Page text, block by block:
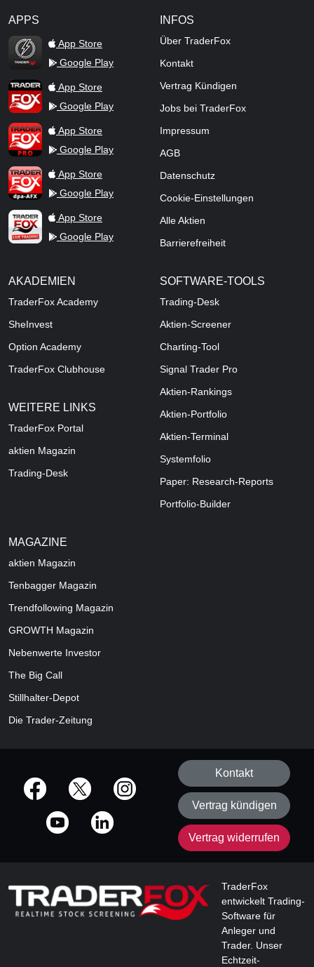
APPS
TraderFox Flash
App Store
Google Play
TraderFox AppApp Store
Google Play
TraderFox ProApp Store
Google Play
TraderFox dpa-AFX ProFeed
App Store
Google Play
TraderFox Live Trading
App Store
Google Play
INFOS
Über TraderFox
Kontakt
Vertrag Kündigen
Jobs bei TraderFox
Impressum
AGB
Datenschutz
Cookie-Einstellungen
Alle Aktien
Barrierefreiheit
AKADEMIEN
TraderFox Academy
SheInvest
Option Academy
TraderFox Clubhouse
WEITERE LINKS
TraderFox Portal
aktien Magazin
Trading-Desk
SOFTWARE-TOOLS
Trading-Desk
Aktien-Screener
Charting-Tool
Signal Trader Pro
Aktien-Rankings
Aktien-Portfolio
Aktien-Terminal
Systemfolio
Paper: Research-Reports
Portfolio-Builder
MAGAZINE
aktien Magazin
Tenbagger Magazin
Trendfollowing Magazin
GROWTH Magazin
Nebenwerte Investor
The Big Call
Stillhalter-Depot
Die Trader-Zeitung
offizielle Social Media-Accounts
Kontakt
Vertrag kündigen
Vertrag widerrufen
TraderFox
entwickelt Trading-
Software für
Anleger und
Trader. Unser
Echtzeit-